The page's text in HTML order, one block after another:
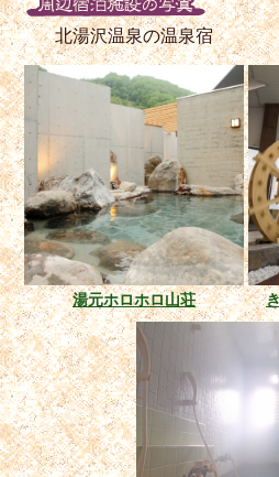
北湯沢温泉の温泉宿
湯元ホロホロ山荘